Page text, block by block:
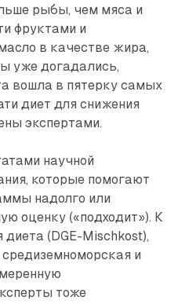
рыбы, чем мяса и
фруктами и
в качестве жира,
уже догадались,
вошла в пятерку самых
диет для снижения
экспертами.
научной
которые помогают
надолго или
оценку («подходит»). К
(DGE-Mischkost),
и
тоже